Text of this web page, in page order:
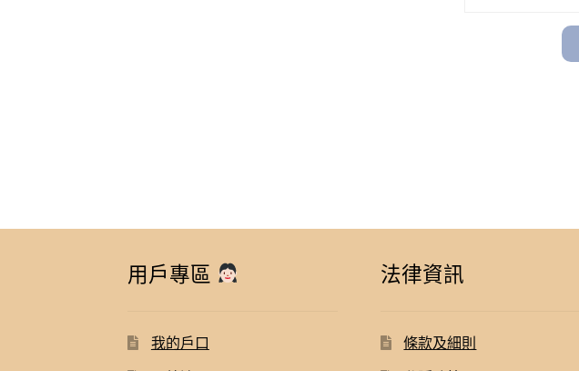
用戶專區
我的戶口
法律資訊
條款及細則